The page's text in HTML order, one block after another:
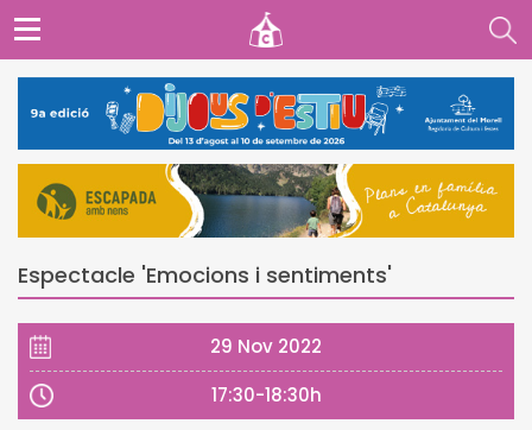
Espectacle 'Emocions i sentiments'
29 Nov 2022
17:30-18:30h